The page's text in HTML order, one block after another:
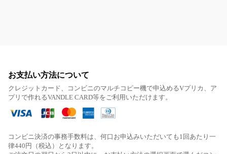
お支払い方法について
クレジットカード、コンビニのマルチコピー機で申込めるVプリカ、ア
プリで作れるVANDLE CARD等をご利用いただけます。
コンビニ決済の事務手数料は、何口お申込みいただいても1回あたり一
律440円（税込）となります。